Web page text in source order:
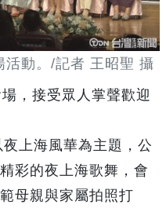
動。/記者 王昭聖 攝
，接受眾人掌聲歡迎
上海風華為主題，公
彩的夜上海歌舞，會
母親與家屬拍照打